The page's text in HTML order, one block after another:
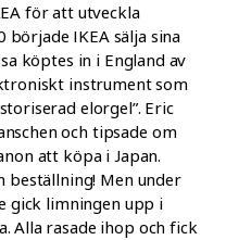
för att utveckla
började IKEA sälja sina
köptes in i England av
instrument som
elorgel”. Eric
och tipsade om
att köpa i Japan.
beställning! Men under
gick limningen upp i
Alla rasade ihop och fick